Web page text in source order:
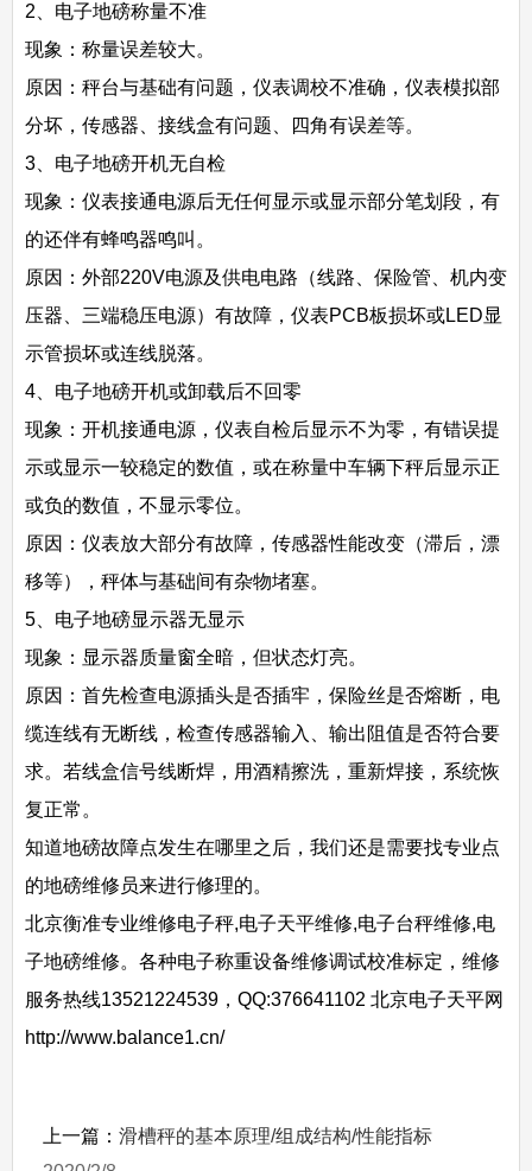
2、电子地磅称量不准
现象：称量误差较大。
原因：秤台与基础有问题，仪表调校不准确，仪表模拟部
分坏，传感器、接线盒有问题、四角有误差等。
3、电子地磅开机无自检
现象：仪表接通电源后无任何显示或显示部分笔划段，有
的还伴有蜂鸣器鸣叫。
原因：外部220V电源及供电电路（线路、保险管、机内变
压器、三端稳压电源）有故障，仪表PCB板损坏或LED显
示管损坏或连线脱落。
4、电子地磅开机或卸载后不回零
现象：开机接通电源，仪表自检后显示不为零，有错误提
示或显示一较稳定的数值，或在称量中车辆下秤后显示正
或负的数值，不显示零位。
原因：仪表放大部分有故障，传感器性能改变（滞后，漂
移等），秤体与基础间有杂物堵塞。
5、电子地磅显示器无显示
现象：显示器质量窗全暗，但状态灯亮。
原因：首先检查电源插头是否插牢，保险丝是否熔断，电
缆连线有无断线，检查传感器输入、输出阻值是否符合要
求。若线盒信号线断焊，用酒精擦洗，重新焊接，系统恢
复正常。
知道地磅故障点发生在哪里之后，我们还是需要找专业点
的地磅维修员来进行修理的。
北京衡准专业维修电子秤,电子天平维修,电子台秤维修,电
子地磅维修。各种电子称重设备维修调试校准标定，维修
服务热线13521224539，QQ:376641102 北京电子天平网
http://www.balance1.cn/
上一篇： 滑槽秤的基本原理/组成结构/性能指标